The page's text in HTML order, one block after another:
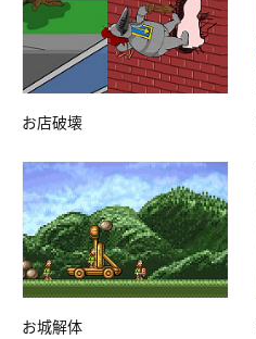
お店破壊
お城解体